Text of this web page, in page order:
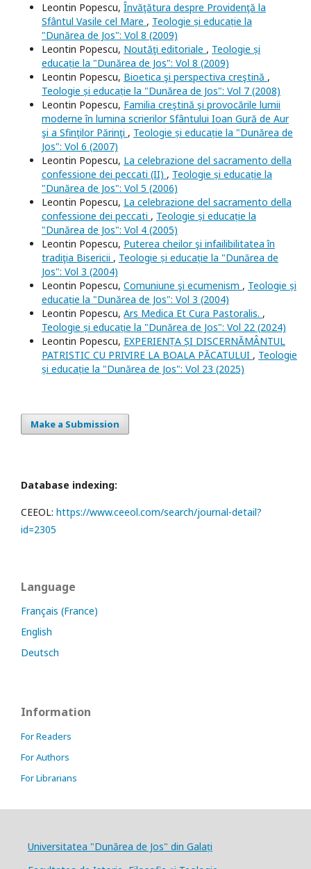
Leontin Popescu, Învăţătura despre Providenţă la
Sfântul Vasile cel Mare , Teologie și educație la
"Dunărea de Jos": Vol 8 (2009)
Leontin Popescu, Noutăţi editoriale , Teologie și
educație la "Dunărea de Jos": Vol 8 (2009)
Leontin Popescu, Bioetica şi perspectiva creştină ,
Teologie și educație la "Dunărea de Jos": Vol 7 (2008)
Leontin Popescu, Familia creştină şi provocările lumii
moderne în lumina scrierilor Sfântului Ioan Gură de Aur
şi a Sfinţilor Părinţi , Teologie și educație la "Dunărea de
Jos": Vol 6 (2007)
Leontin Popescu, La celebrazione del sacramento della
confessione dei peccati (II) , Teologie și educație la
"Dunărea de Jos": Vol 5 (2006)
Leontin Popescu, La celebrazione del sacramento della
confessione dei peccati , Teologie și educație la
"Dunărea de Jos": Vol 4 (2005)
Leontin Popescu, Puterea cheilor şi infailibilitatea în
tradiţia Bisericii , Teologie și educație la "Dunărea de
Jos": Vol 3 (2004)
Leontin Popescu, Comuniune şi ecumenism , Teologie și
educație la "Dunărea de Jos": Vol 3 (2004)
Leontin Popescu, Ars Medica Et Cura Pastoralis. ,
Teologie și educație la "Dunărea de Jos": Vol 22 (2024)
Leontin Popescu, EXPERIENȚA ȘI DISCERNĂMÂNTUL
PATRISTIC CU PRIVIRE LA BOALA PĂCATULUI , Teologie
și educație la "Dunărea de Jos": Vol 23 (2025)
Make a Submission
Database indexing:
CEEOL: https://www.ceeol.com/search/journal-detail?
id=2305
Language
Français (France)
English
Deutsch
Information
For Readers
For Authors
For Librarians
Universitatea "Dunărea de Jos" din Galați